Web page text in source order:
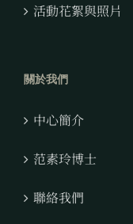
活動花絮與照片
關於我們
中心簡介
范素玲博士
聯絡我們